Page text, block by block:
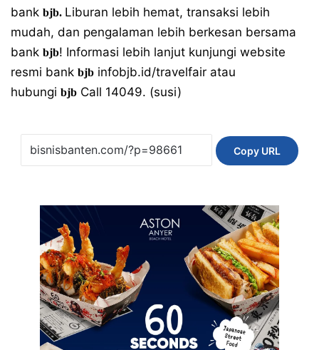
bank bjb. Liburan lebih hemat, transaksi lebih
mudah, dan pengalaman lebih berkesan bersama
bank bjb! Informasi lebih lanjut kunjungi website
resmi bank bjb infobjb.id/travelfair atau
hubungi bjb Call 14049. (susi)
Copy URL